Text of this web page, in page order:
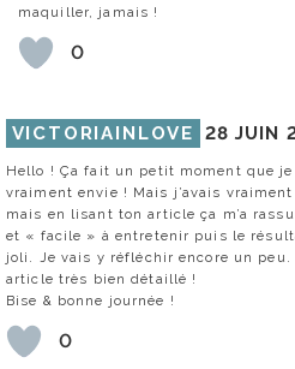
maquiller, jamais !
0
VICTORIAINLOVE 28 JUIN
Hello ! Ça fait un petit moment que
vraiment envie ! Mais j’avais
mais en lisant ton article ça m’a
et « facile » à entretenir puis le
joli. Je vais y réfléchir encore un
article très bien détaillé !
Bise & bonne journée !
0